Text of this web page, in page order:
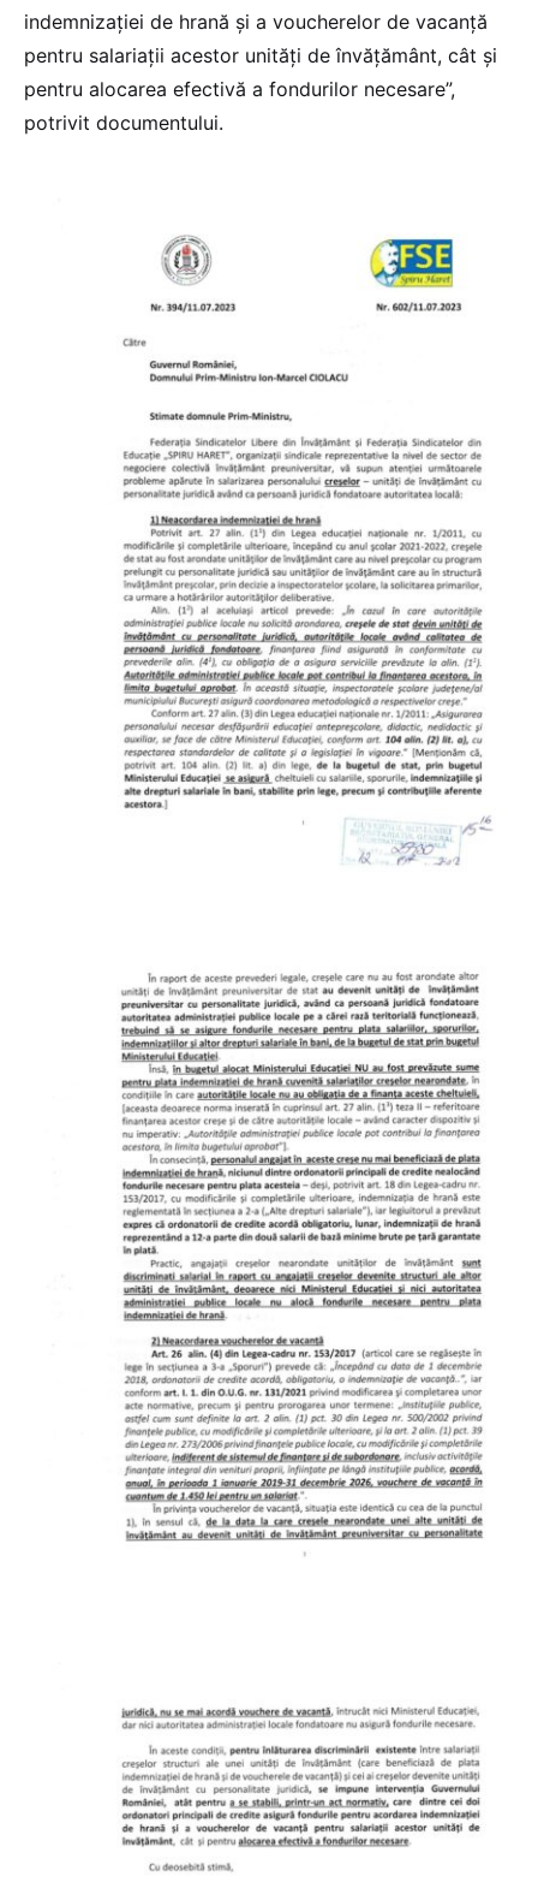
indemnizației de hrană și a voucherelor de vacanță
pentru salariații acestor unități de învăţământ, cât și
pentru alocarea efectivă a fondurilor necesare”,
potrivit documentului.